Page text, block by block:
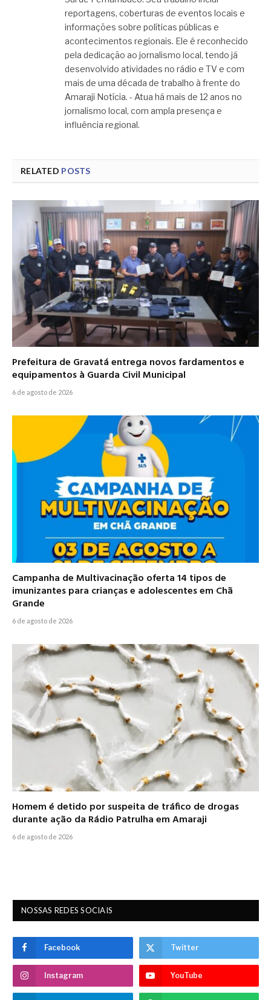
reportagens, coberturas de eventos locais e
informações sobre políticas públicas e
acontecimentos regionais. Ele é reconhecido
pela dedicação ao jornalismo local, tendo já
desenvolvido atividades no rádio e TV e com
mais de uma década de trabalho à frente do
Amaraji Notícia. - Atua há mais de 12 anos no
jornalismo local, com ampla presença e
influência regional.
RELATED POSTS
Prefeitura de Gravatá entrega novos fardamentos e
equipamentos à Guarda Civil Municipal
6 de agosto de 2026
Campanha de Multivacinação oferta 14 tipos de
imunizantes para crianças e adolescentes em Chã
Grande
6 de agosto de 2026
Homem é detido por suspeita de tráfico de drogas
durante ação da Rádio Patrulha em Amaraji
6 de agosto de 2026
NOSSAS REDES SOCIAIS
Facebook Twitter
Instagram YouTube